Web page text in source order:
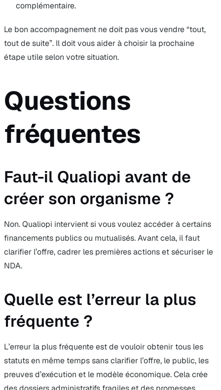
complémentaire.
Le bon accompagnement ne doit pas vous vendre “tout,
tout de suite”. Il doit vous aider à choisir la prochaine
étape utile selon votre situation.
Questions
fréquentes
Faut-il Qualiopi avant de
créer son organisme ?
Non. Qualiopi intervient si vous voulez accéder à certains
financements publics ou mutualisés. Avant cela, il faut
clarifier l’offre, cadrer les premières actions et sécuriser le
NDA.
Quelle est l’erreur la plus
fréquente ?
L’erreur la plus fréquente est de vouloir obtenir tous les
statuts en même temps sans clarifier l’offre, le public, les
preuves d’exécution et le modèle économique. Cela crée